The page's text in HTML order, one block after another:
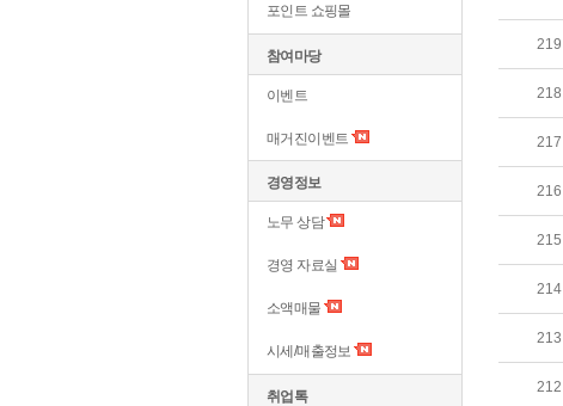
포인트 쇼핑몰
참여마당
이벤트
매거진이벤트
경영정보
노무 상담
경영 자료실
소액매물
시세/매출정보
취업톡
219
218
217
216
215
214
213
212